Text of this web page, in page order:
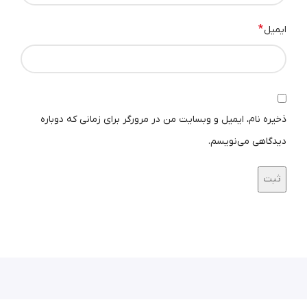
رادیوهای بیسیم میکروتیک و میموسا
اکسس پوینت ها
تلفن های IP
ایمیل*
ذخیره نام، ایمیل و وبسایت من در مرورگر برای زمانی که دوباره
دیدگاهی می‌نویسم.